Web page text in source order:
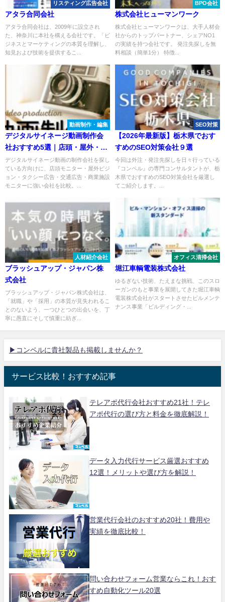
リスティング広告会社
アタラ合同会社
アタラ合同会社は、2009年に設立され
た、神奈川に本社を構える会社です。「ビ
ジネスとマーケティングの本質を理解し、
知見および技術を提供するこ...
BPO会社
株式会社ヒューマンワーク
株式会社ヒューマンワークは、大手人材会
社からのトップパートナー、シェアNO1
の実績を持つ会社です。 発注先探しを無
料相談（簡単1分） 特徴...
動画制作・編集
デジタルサイネージ動画制作会
社おすすめ5選｜店頭・屋外・交
通広告に強い会社を比較
デジタルサイネージ動画の制作会社を探し
ている方向けに、店頭モニター・屋外ビジ
ョン・タクシー広告・交通広告・商業施設
モニターに強い会社を比較。...
SEO対策
【2026年最新版】栃木県でおす
すめのSEO対策会社９選
今回は外注・発注先探しを日々行っている
『コンペル』の専門コンサルタントが、栃
木県でおすすめのSEO対策会社を厳選し
てご紹介します。...
人材紹介会社
ブラッシュアップ・ジャパン株
式会社
ブラッシュアップ・ジャパン株式会社は、
「就職」や「採用」の本質が見失われるこ
とのないよう、一つひとつの出会いを、丁
寧に愚直にそして慎重に紡ぎ...
オフィス清掃会社
堀江車輌電装株式会社
ゆるぎない技術、たえまな挑戦、このスロ
ーガンのもと事業を展開してきた堀江車輌
電装株式会社がスタートさせたビルメンテ
ナンス事業「ビルディング・...
▶コンペルに貴社製品も掲載しませんか？
サービス比較！おすすめ記事
テレアポ代行会社おすすめ21社！テレ
アポ代行の選び方と料金を徹底解説！
データ入力代行サービス厳選おすすめ
12選！メリットや選び方を解説！
営業代行会社のおすすめ20社！費用や
実績を徹底比較！
問い合わせフォーム営業ならこれ！おす
すめ自動化ツール20選